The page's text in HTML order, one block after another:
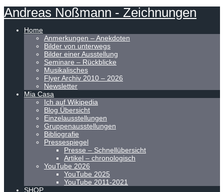
Andreas Noßmann - Zeichnungen
Home
Anmerkungen – Anekdoten
Bilder von unterwegs
Bilder einer Ausstellung
Seminare – Rückblicke
Musikalisches
Flyer Archiv 2010 – 2026
Newsletter
Mia Casa
Ich auf Wikipedia
Blog Übersicht
Einzelausstellungen
Gruppenausstellungen
Bibliografie
Pressespiegel
Presse – Schnellübersicht
Artikel – chronologisch
YouTube 2026
YouTube 2025
YouTube 2011-2021
SHOP